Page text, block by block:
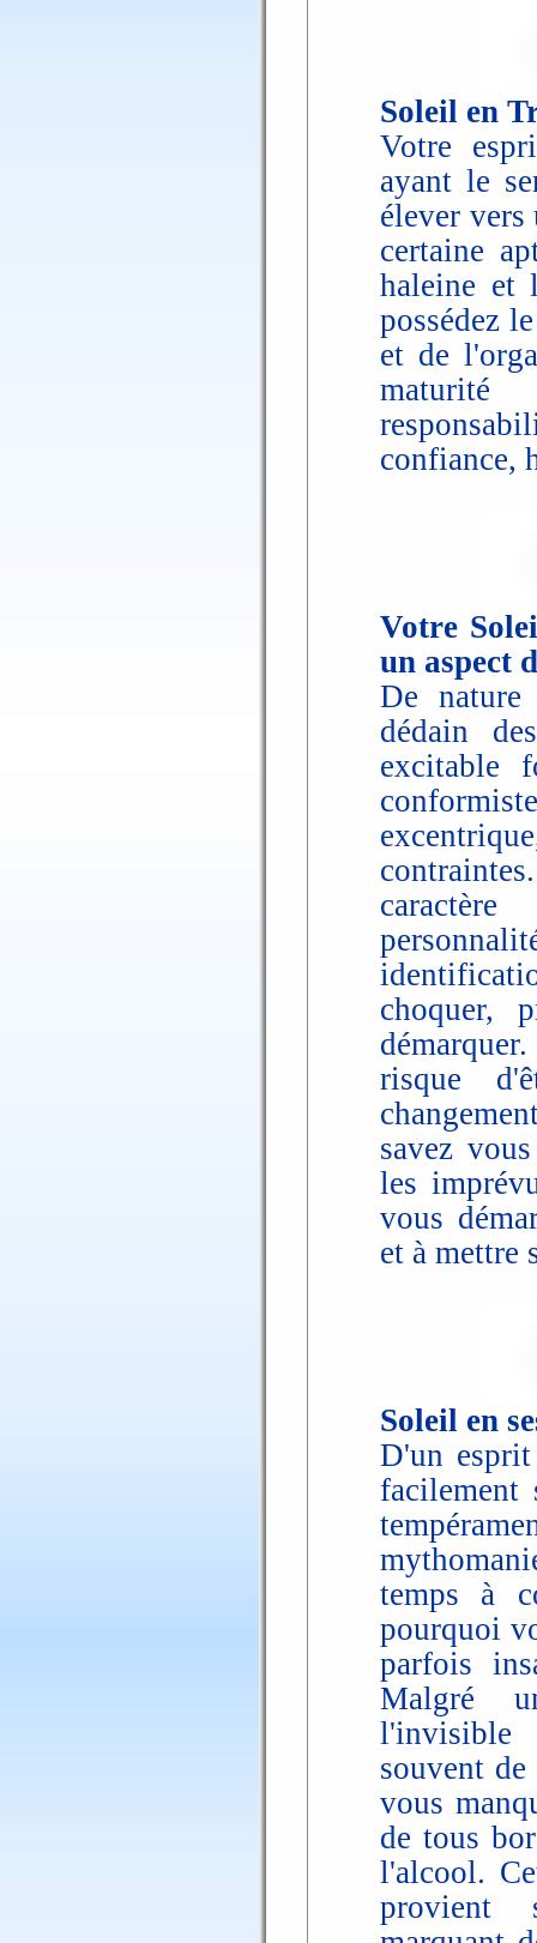
Soleil en
Votre
ayant le
élever vers
certaine
haleine et
possédez
et de
confiance,
Votre
un aspect
De
dédain
excitable
choquer,
risque
savez
les
vous
et à mettre
Soleil en
D'un
facilement
temps à
pourquoi
parfois
Malgré
l'invisible
souvent
vous
de tous
l'alcool.
provient